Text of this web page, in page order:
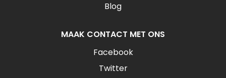
Blog
MAAK CONTACT MET ONS
Facebook
Twitter